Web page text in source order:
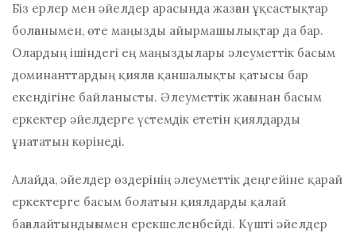
Біз ерлер мен әйелдер арасында жазған ұқсастықтар
болғанымен, өте маңызды айырмашылықтар да бар.
Олардың ішіндегі ең маңыздылары әлеуметтік басым
доминанттардың қиялға қаншалықты қатысы бар
екендігіне байланысты. Әлеуметтік жағынан басым
еркектер әйелдерге үстемдік ететін қиялдарды
ұнататын көрінеді.
Алайда, әйелдер өздерінің әлеуметтік деңгейіне қарай
еркектерге басым болатын қиялдарды қалай
бағалайтындығымен ерекшеленбейді. Күшті әйелдер